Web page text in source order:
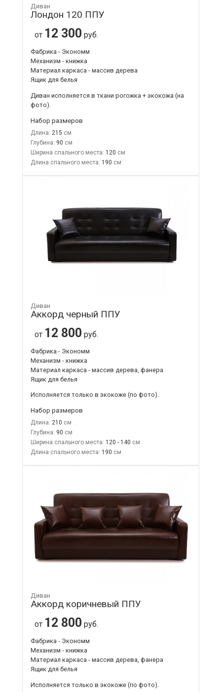
Диван
Лондон 120 ППУ
от 12 300 руб.
Фабрика - Экономм
Механизм - книжка
Материал каркаса - массив дерева
Ящик для белья
Диван исполняется в ткани рогожка + экокожа (на
фото).
Набор размеров
Длина: 215
Глубина: 90
Ширина спального места: 120
Длина спального места: 190
Диван
Аккорд черный ППУ
от 12 800 руб.
Фабрика - Экономм
Механизм - книжка
Материал каркаса - массив дерева, фанера
Ящик для белья
Исполняется только в экокоже (по фото).
Набор размеров
Длина: 210
Глубина: 90
Ширина спального места: 120 - 140
Длина спального места: 190
Диван
Аккорд коричневый ППУ
от 12 800 руб.
Фабрика - Экономм
Механизм - книжка
Материал каркаса - массив дерева, фанера
Ящик для белья
Исполняется только в экокоже (по фото).